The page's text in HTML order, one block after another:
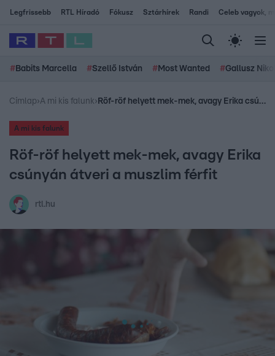
Legfrissebb RTL Híradó Fókusz Sztárhírek Randi Celeb vagyok,
# Babits Marcella #Szellő István # Most Wanted #Gallusz
Címlap›A mi kis falunk› Röf-röf helyett mek-mek, avagy Erika csúnyán átveri a muszlim férfit
A mi kis falunk
Röf-röf helyett mek-mek, avagy Erika
csúnyán átveri a muszlim férfit
rtl.hu